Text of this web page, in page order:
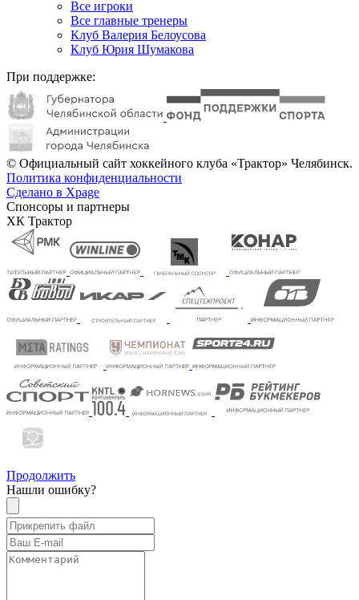
Все игроки
Все главные тренеры
Клуб Валерия Белоусова
Клуб Юрия Шумакова
При поддержке:
© Официальный сайт хоккейного клуба «Трактор» Челябинск.
Политика конфиденциальности
Сделано в Xpage
Спонсоры и партнеры
ХК Трактор
Продолжить
Нашли ошибку?